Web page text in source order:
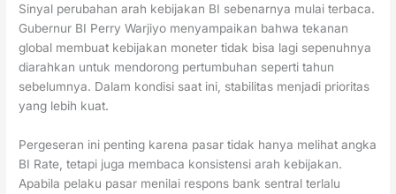
Sinyal perubahan arah kebijakan BI sebenarnya mulai terbaca.
Gubernur BI Perry Warjiyo menyampaikan bahwa tekanan
global membuat kebijakan moneter tidak bisa lagi sepenuhnya
diarahkan untuk mendorong pertumbuhan seperti tahun
sebelumnya. Dalam kondisi saat ini, stabilitas menjadi prioritas
yang lebih kuat.
Pergeseran ini penting karena pasar tidak hanya melihat angka
BI Rate, tetapi juga membaca konsistensi arah kebijakan.
Apabila pelaku pasar menilai respons bank sentral terlalu